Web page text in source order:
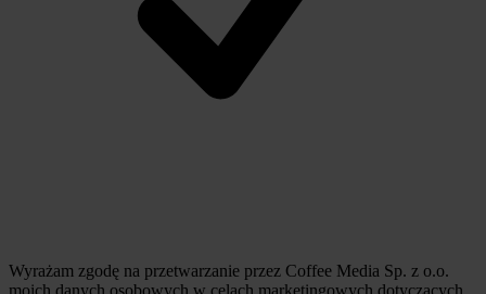
Wyrażam zgodę na przetwarzanie przez Coffee Media Sp. z o.o.
moich danych osobowych w celach marketingowych dotyczących